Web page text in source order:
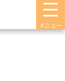
メニュー